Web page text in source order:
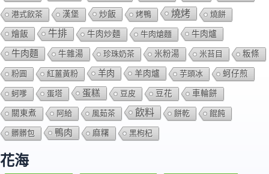
港式飲茶 漢堡 炒飯 烤鴨 燒烤 燒餅
燴飯 牛排 牛肉炒麵 牛肉熗麵 牛肉爐
牛肉麵 牛雜湯 珍珠奶茶 米粉湯 米苔目 粄條
粉圓 紅薑黃粉 羊肉 羊肉爐 芋頭冰 蚵仔煎
蚵嗲 蛋塔 蛋糕 豆皮 豆花 車輪餅
關東煮 阿給 風茹茶 飲料 餅乾 餛飩
髒髒包 鴨肉 麻糬 黑枸杞
花海